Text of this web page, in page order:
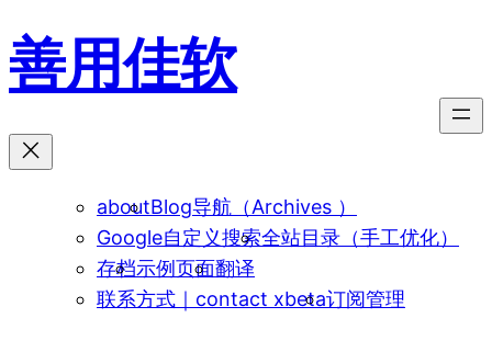
至
内
善用佳软
aboutBlog导航（Archives ）
Google自定义搜索全站目录（手工优化）
存档示例页面翻译
联系方式｜contact xbeta订阅管理